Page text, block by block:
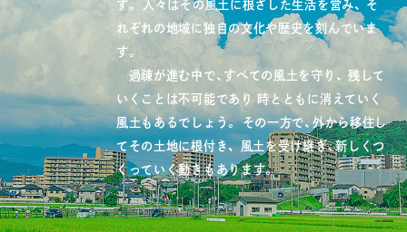
す。 人々はその風土に根ざした生活を営み、
そ
れぞれの地域に独自の文化や歴史を刻んでいま
す。
過疎が進む中で、すべての風土を守り、
残して
いくことは不可能であり
時とともに消えていく
風土もあるでしょう。 その一方で、外から移住し
てその土地に根付き、 風土を受け継ぎ、新しくつ
くっていく動きもあります。